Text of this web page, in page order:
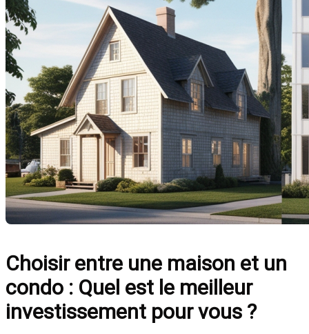
Choisir entre une maison et un
condo : Quel est le meilleur
investissement pour vous ?